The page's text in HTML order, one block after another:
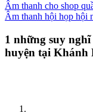
Âm thanh cho shop
Âm thanh hội họp hội
1 những suy nghĩ
huyện tại Khánh